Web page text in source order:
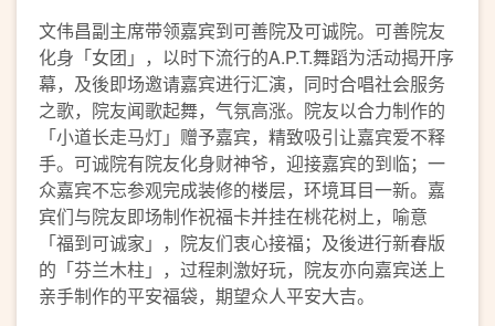
文伟昌副主席带领嘉宾到可善院及可诚院。可善院友
化身「女团」，以时下流行的A.P.T.舞蹈为活动揭开序
幕，及後即场邀请嘉宾进行汇演，同时合唱社会服务
之歌，院友闻歌起舞，气氛高涨。院友以合力制作的
「小道长走马灯」赠予嘉宾，精致吸引让嘉宾爱不释
手。可诚院有院友化身财神爷，迎接嘉宾的到临；一
众嘉宾不忘参观完成装修的楼层，环境耳目一新。嘉
宾们与院友即场制作祝福卡并挂在桃花树上，喻意
「福到可诚家」，院友们衷心接福；及後进行新春版
的「芬兰木柱」，过程刺激好玩，院友亦向嘉宾送上
亲手制作的平安福袋，期望众人平安大吉。